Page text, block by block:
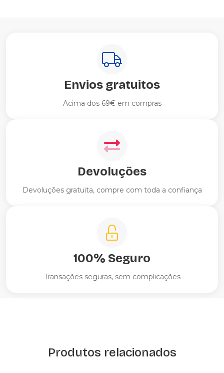
Envios gratuitos
Acima dos 69€ em compras
Devoluções
Devoluções gratuita, compre com toda a confiança
100% Seguro
Transações seguras, sem complicações
Produtos relacionados